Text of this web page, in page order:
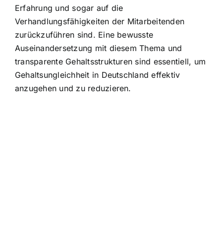
Erfahrung und sogar auf die
Verhandlungsfähigkeiten der Mitarbeitenden
zurückzuführen sind. Eine bewusste
Auseinandersetzung mit diesem Thema und
transparente Gehaltsstrukturen sind essentiell, um
Gehaltsungleichheit in Deutschland effektiv
anzugehen und zu reduzieren.